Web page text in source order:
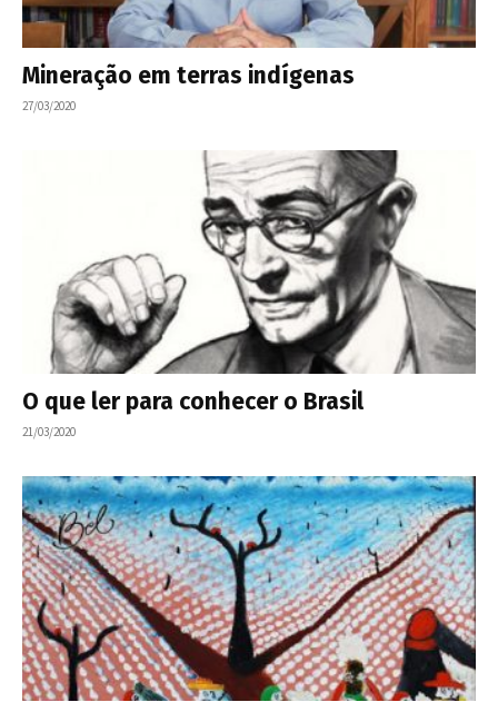
Mineração em terras indígenas
27/03/2020
O que ler para conhecer o Brasil
21/03/2020